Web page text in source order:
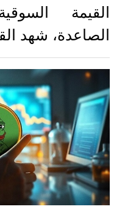
القيمة
الصاعدة، شهد